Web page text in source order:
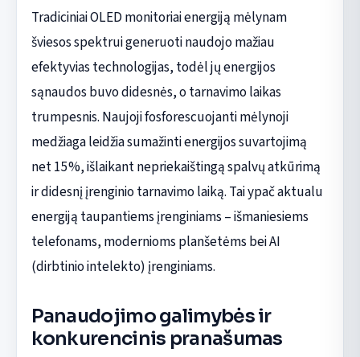
Tradiciniai OLED monitoriai energiją mėlynam
šviesos spektrui generuoti naudojo mažiau
efektyvias technologijas, todėl jų energijos
sąnaudos buvo didesnės, o tarnavimo laikas
trumpesnis. Naujoji fosforescuojanti mėlynoji
medžiaga leidžia sumažinti energijos suvartojimą
net 15%, išlaikant nepriekaištingą spalvų atkūrimą
ir didesnį įrenginio tarnavimo laiką. Tai ypač aktualu
energiją taupantiems įrenginiams – išmaniesiems
telefonams, modernioms planšetėms bei AI
(dirbtinio intelekto) įrenginiams.
Panaudojimo galimybės ir
konkurencinis pranašumas